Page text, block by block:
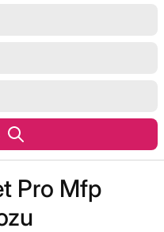
Pro Mfp